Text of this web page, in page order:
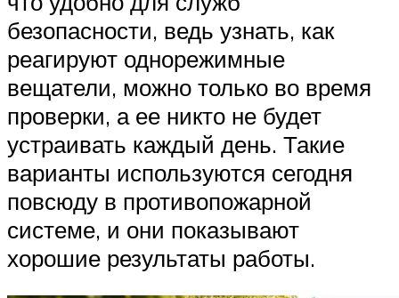
безопасности, ведь узнать, как
реагируют однорежимные
вещатели, можно только во время
проверки, а ее никто не будет
устраивать каждый день. Такие
варианты используются сегодня
повсюду в противопожарной
системе, и они показывают
хорошие результаты работы.